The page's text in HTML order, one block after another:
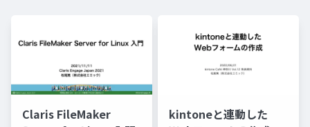
Claris FileMaker
kintoneと連動した